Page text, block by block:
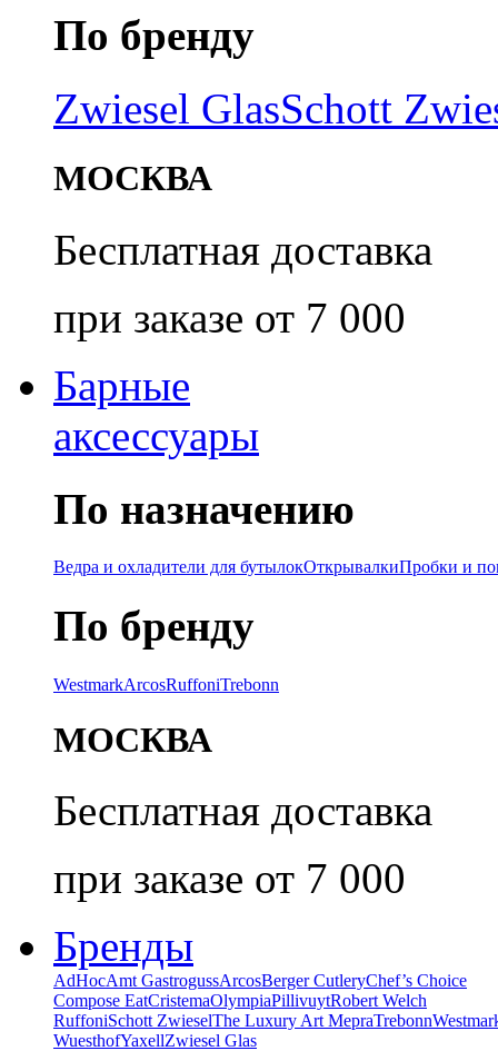
По бренду
Zwiesel GlasSchott
МОСКВА
Бесплатная доставка
при заказе от 7 000
Барные
аксессуары
По назначению
Ведра и охладители для бутылокОткрывалкиПробки и
По бренду
WestmarkArcosRuffoniTrebonn
МОСКВА
Бесплатная доставка
при заказе от 7 000
Бренды
AdHocAmt GastrogussArcosBerger CutleryChef’s Choice
Compose EatCristemaOlympiaPillivuytRobert Welch
RuffoniSchott ZwieselThe Luxury Art MepraTrebonn
WuesthofYaxellZwiesel Glas